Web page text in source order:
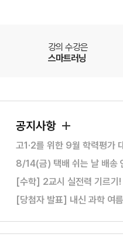
강의 수강은
스마트러닝
공지사항
고1·2를 위한 9월 학력평가
8/14(금) 택배 쉬는 날 배송
[수학] 2교시 실전력 기르기
[당첨자 발표] 내신 과학 여